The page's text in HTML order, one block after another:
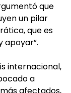
que
un pilar
que es
apoyar”.
internacional,
a